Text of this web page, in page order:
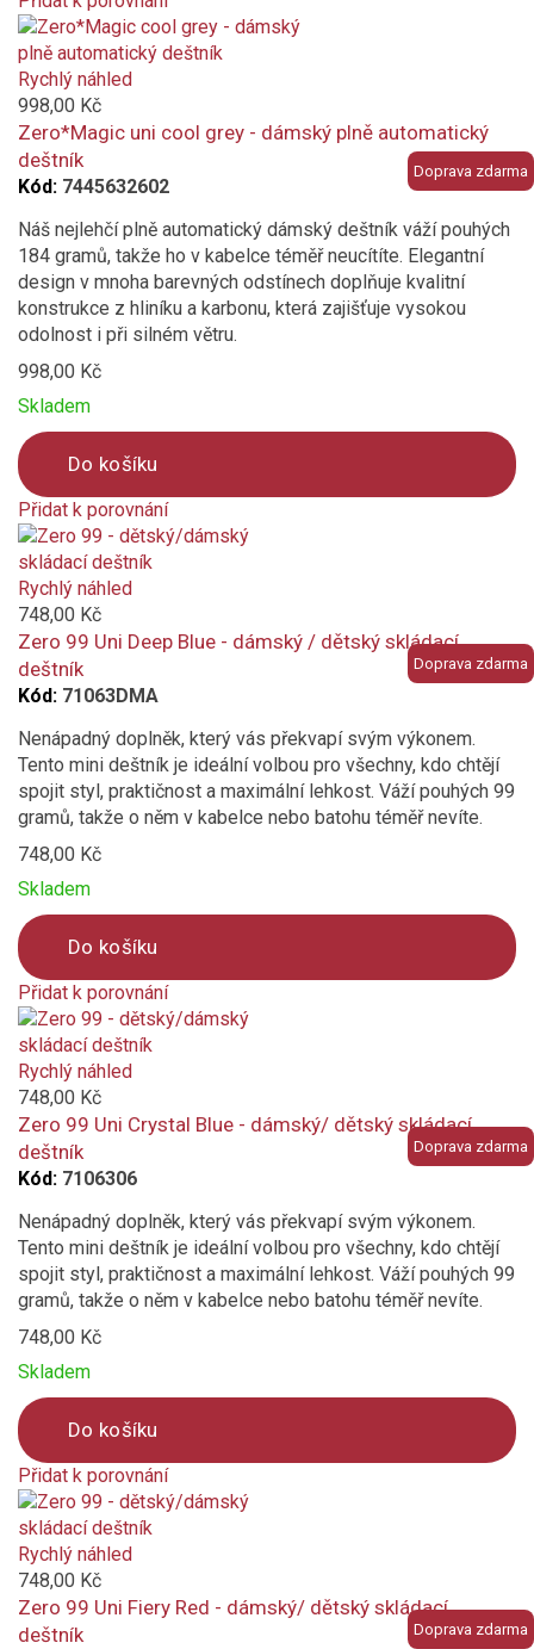
Product
is
added
to
compare
Doprava zdarma
Rychlý náhled
998,00 Kč
Zero*Magic uni cool grey - dámský plně automatický
deštník
Kód: 7445632602
Náš nejlehčí plně automatický dámský deštník váží pouhých
184 gramů, takže ho v kabelce téměř neucítíte. Elegantní
design v mnoha barevných odstínech doplňuje kvalitní
konstrukce z hliníku a karbonu, která zajišťuje vysokou
odolnost i při silném větru.
998,00 Kč
Skladem
Do košíku
Přidat k porovnání
Product
is
added
to
compare
Doprava zdarma
Rychlý náhled
748,00 Kč
Zero 99 Uni Deep Blue - dámský / dětský skládací
deštník
Kód: 71063DMA
Nenápadný doplněk, který vás překvapí svým výkonem.
Tento mini deštník je ideální volbou pro všechny, kdo chtějí
spojit styl, praktičnost a maximální lehkost. Váží pouhých 99
gramů, takže o něm v kabelce nebo batohu téměř nevíte.
748,00 Kč
Skladem
Do košíku
Přidat k porovnání
Product
is
added
to
compare
Doprava zdarma
Rychlý náhled
748,00 Kč
Zero 99 Uni Crystal Blue - dámský/ dětský skládací
deštník
Kód: 7106306
Nenápadný doplněk, který vás překvapí svým výkonem.
Tento mini deštník je ideální volbou pro všechny, kdo chtějí
spojit styl, praktičnost a maximální lehkost. Váží pouhých 99
gramů, takže o něm v kabelce nebo batohu téměř nevíte.
748,00 Kč
Skladem
Do košíku
Přidat k porovnání
Product
is
added
to
compare
Doprava zdarma
Rychlý náhled
748,00 Kč
Zero 99 Uni Fiery Red - dámský/ dětský skládací
deštník